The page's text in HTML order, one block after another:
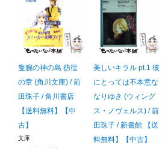
隻腕の神の島 彷徨
の章 (角川文庫) / 前
田珠子 / 角川書店
【送料無料】【中
古】
文庫
美しいキラル pt.1 彼
にとっては不本意な
なりゆき (ウィング
ス・ノヴェルス) / 前
田珠子 / 新書館 【送
料無料】【中古】